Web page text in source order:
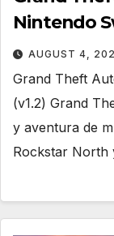
Nintendo
AUGUST 4,
Grand Theft
(v1.2) Grand
y aventura de
Rockstar